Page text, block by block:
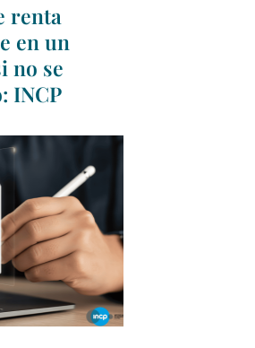
renta
en un
no se
INCP